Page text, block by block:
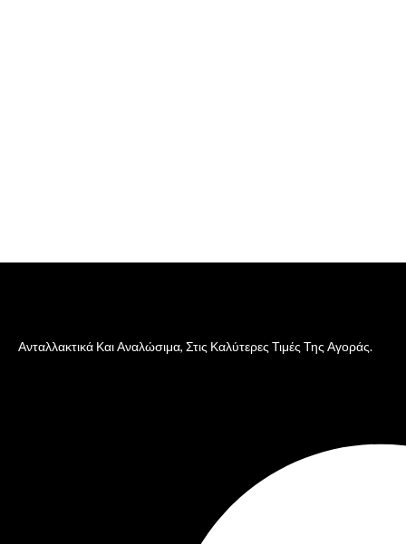
Ανταλλακτικά Και Αναλώσιμα, Στις Καλύτερες Τιμές Της Αγοράς.